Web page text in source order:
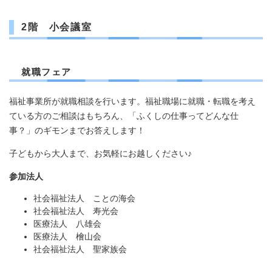
2階 小会議室
就職フェア
福祉事業所が就職相談を行います。福祉職場に就職・転職を考え
ている方のご相談はもちろん、「ふくしの仕事ってどんな仕
事？」のギモンまでお答えします！
子どもから大人まで、お気軽にお越しください♪
参加法人
社会福祉法人 ことの海会
社会福祉法人 寿光会
医療法人 八雄会
医療法人 檜山会
社会福祉法人 聖家族会